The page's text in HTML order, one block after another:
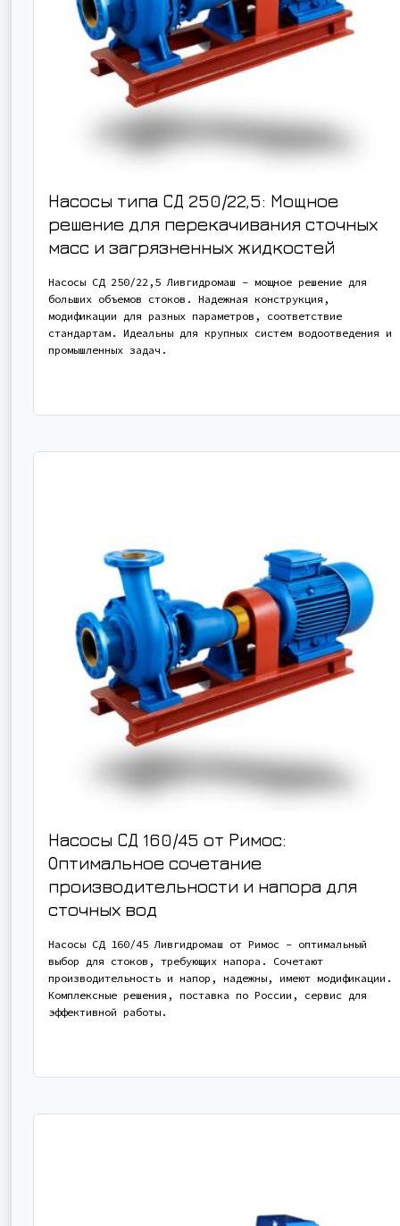
Насосы типа СД 250/22,5: Мощное
решение для перекачивания сточных
масс и загрязненных жидкостей
Насосы СД 250/22,5 Ливгидромаш – мощное решение для
больших объемов стоков. Надежная конструкция,
модификации для разных параметров, соответствие
стандартам. Идеальны для крупных систем водоотведения и
промышленных задач.
Насосы СД 160/45 от Римос:
Оптимальное сочетание
производительности и напора для
сточных вод
Насосы СД 160/45 Ливгидромаш от Римос – оптимальный
выбор для стоков, требующих напора. Сочетают
производительность и напор, надежны, имеют модификации.
Комплексные решения, поставка по России, сервис для
эффективной работы.